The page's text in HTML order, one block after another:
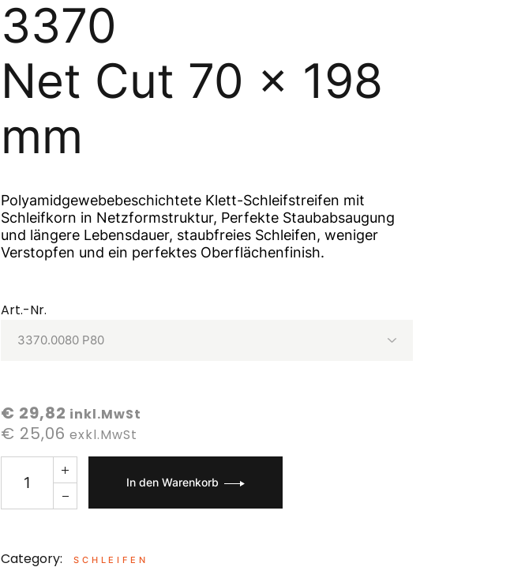
3370
Net Cut 70 x 198
mm
Polyamidgewebebeschichtete Klett-Schleifstreifen mit
Schleifkorn in Netzformstruktur, Perfekte Staubabsaugung
und längere Lebensdauer, staubfreies Schleifen, weniger
Verstopfen und ein perfektes Oberflächenfinish.
Art.-Nr.
€ 29,82 inkl.MwSt
€ 25,06 exkl.MwSt
In den Warenkorb
Category: SCHLEIFEN